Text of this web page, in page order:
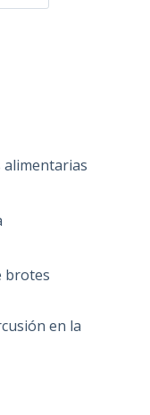
alimentarias
brotes
en la